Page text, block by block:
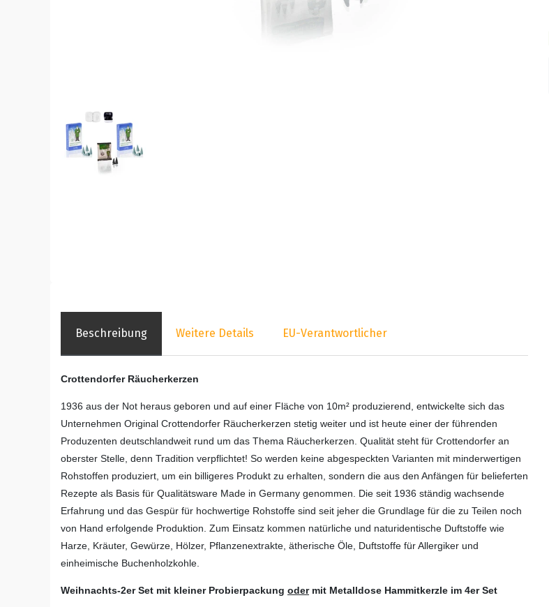
Beschreibung Weitere Details EU-Verantwortlicher
Crottendorfer Räucherkerzen
1936 aus der Not heraus geboren und auf einer Fläche von 10m² produzierend, entwickelte sich das
Unternehmen Original Crottendorfer Räucherkerzen stetig weiter und ist heute einer der führenden
Produzenten deutschlandweit rund um das Thema Räucherkerzen. Qualität steht für Crottendorfer an
oberster Stelle, denn Tradition verpflichtet! So werden keine abgespeckten Varianten mit minderwertigen
Rohstoffen produziert, um ein billigeres Produkt zu erhalten, sondern die aus den Anfängen für belieferten
Rezepte als Basis für Qualitätsware Made in Germany genommen. Die seit 1936 ständig wachsende
Erfahrung und das Gespür für hochwertige Rohstoffe sind seit jeher die Grundlage für die zu Teilen noch
von Hand erfolgende Produktion. Zum Einsatz kommen natürliche und naturidentische Duftstoffe wie
Harze, Kräuter, Gewürze, Hölzer, Pflanzenextrakte, ätherische Öle, Duftstoffe für Allergiker und
einheimische Buchenholzkohle.
Weihnachts-2er Set mit kleiner Probierpackung odermit Metalldose Hammitkerzle im 4er Set